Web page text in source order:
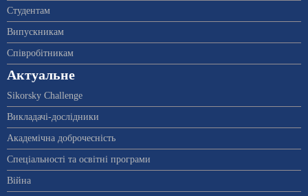
Студентам
Випускникам
Співробітникам
Актуальне
Sikorsky Challenge
Викладачі-дослідники
Академічна доброчесність
Спеціальності та освітні програми
Війна